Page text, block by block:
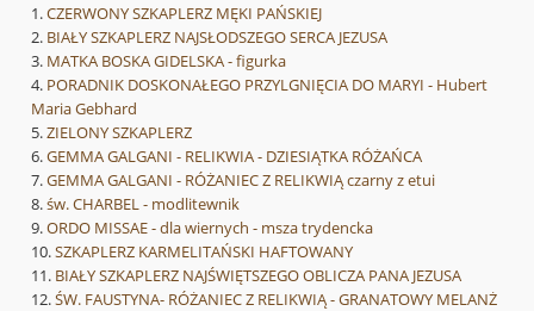
CZERWONY SZKAPLERZ MĘKI PAŃSKIEJ
BIAŁY SZKAPLERZ NAJSŁODSZEGO SERCA JEZUSA
MATKA BOSKA GIDELSKA - figurka
PORADNIK DOSKONAŁEGO PRZYLGNIĘCIA DO MARYI - Hubert
Maria Gebhard
ZIELONY SZKAPLERZ
GEMMA GALGANI - RELIKWIA - DZIESIĄTKA RÓŻAŃCA
GEMMA GALGANI - RÓŻANIEC Z RELIKWIĄ czarny z etui
św. CHARBEL - modlitewnik
ORDO MISSAE - dla wiernych - msza trydencka
SZKAPLERZ KARMELITAŃSKI HAFTOWANY
BIAŁY SZKAPLERZ NAJŚWIĘTSZEGO OBLICZA PANA JEZUSA
ŚW. FAUSTYNA- RÓŻANIEC Z RELIKWIĄ - GRANATOWY MELANŻ